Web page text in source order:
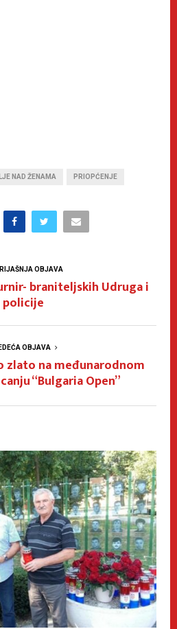
NAD ŽENAMA PRIOPĆENJE
OBJAVA
braniteljskih Udruga i
policije
OBJAVA
zlato na međunarodnom
“Bulgaria Open”